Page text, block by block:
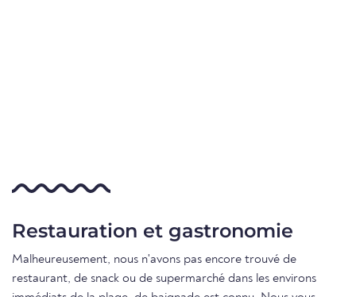
Restauration et gastronomie
Malheureusement, nous n'avons pas encore trouvé de
restaurant, de snack ou de supermarché dans les environs